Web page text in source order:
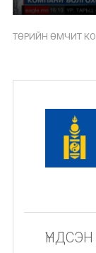
ТӨРИЙН ӨМЧИТ